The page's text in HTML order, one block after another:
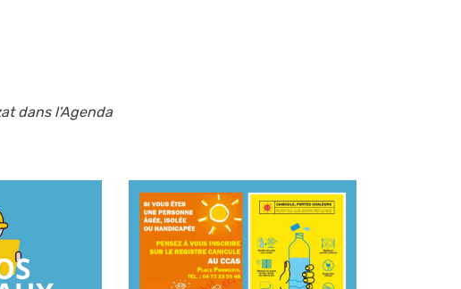
dans l'Agenda